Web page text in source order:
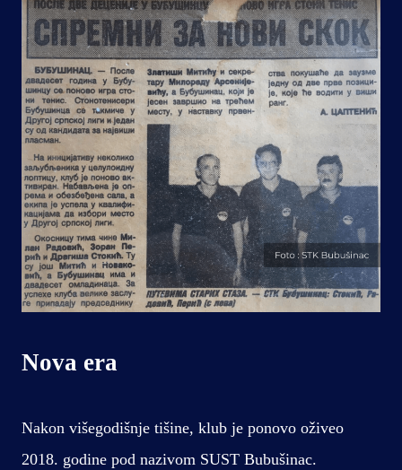
Nova era
Nakon višegodišnje tišine, klub je ponovo oživeo
2018. godine pod nazivom SUST Bubušinac.